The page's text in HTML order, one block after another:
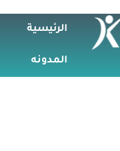
الرئيسية
المدونه